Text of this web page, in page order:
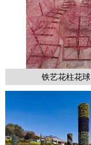
铁艺花柱花球